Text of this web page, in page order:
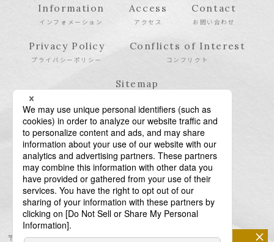
Information
インフォメーション
Access
アクセス
Contact
お問い合わせ
Privacy Policy
プライバシーポリシー
Conflicts of Interest
コンフリクト
Sitemap
〒106-6123 東京都港区六本木6-10-1 六本木ヒルズ森タワー23
×